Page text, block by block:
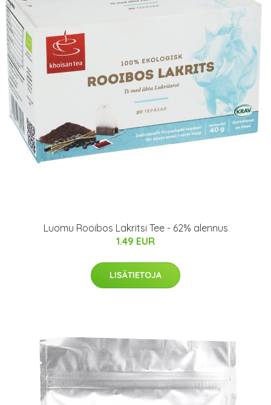
Luomu Rooibos Lakritsi Tee - 62% alennus
1.49 EUR
LISÄTIETOJA